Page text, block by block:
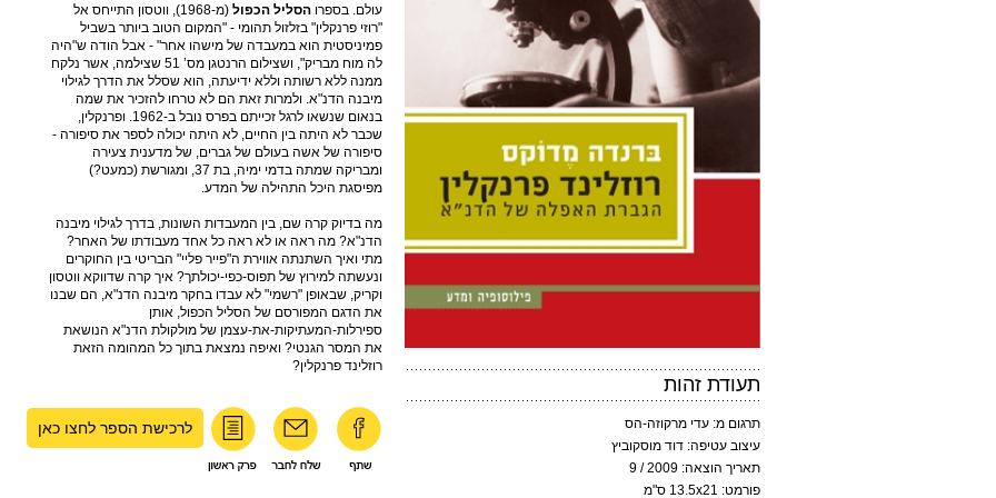
תעודת זהות
תרגום מ: עדי מרקוזה-הס
עיצוב עטיפה: דוד מוסקוביץ
תאריך הוצאה: 2009 / 9
פורמט: 13.5x21 ס"מ
עולם. בספרו הסליל הכפול
(מ-1968), ווטסון התייחס אל
"רוזי פרנקלין" בזלזול תהומי - "המקום הטוב ביותר בשביל
פמיניסטית הוא במעבדה של מישהו אחר" - אבל הודה ש"היה
לה מוח מבריק", ושצילום הרנטגן מס’ 51 שצילמה, אשר נלקח
ממנה ללא רשותה וללא ידיעתה, הוא שסלל את הדרך לגילוי
מיבנה הדנ"א. ולמרות זאת הם לא טרחו להזכיר את שמה
בנאום שנשאו לרגל זכייתם בפרס נובל ב-1962. ופרנקלין,
שכבר לא היתה בין החיים, לא היתה יכולה לספר את סיפורה -
סיפורה של אשה בעולם של גברים, של מדענית צעירה
ומבריקה שמתה בדמי ימיה, בת 37, ומגורשת (כמעט?)
מפיסגת היכל התהילה של המדע.
מה בדיוק קרה שם, בין המעבדות השונות, בדרך לגילוי מיבנה
הדנ"א? מה ראה או לא ראה כל אחד מעבודתו של האחר?
מתי ואיך השתנתה אווירת ה"פייר פליי" הבריטי בין החוקרים
ונעשתה למירוץ של תפוס-כפי-יכולתך? איך קרה שדווקא ווטסון
וקריק, שבאופן "רשמי" לא עבדו בחקר מיבנה הדנ"א, הם שבנו
את הדגם המפורסם של הסליל הכפול, אותן
ספירלות-המעתיקות-את-עצמן של מולקולת הדנ"א הנושאת
את המסר הגנטי? ואיפה נמצאת בתוך כל המהומה הזאת
רוזלינד פרנקלין?
לרכישת הספר לחצו כאן